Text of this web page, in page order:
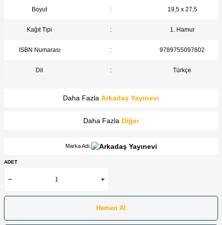
Boyut : 19,5 x 27,5
Kağıt Tipi : 1. Hamur
ISBN Numarası : 9789755097602
Dil : Türkçe
Daha Fazla Arkadaş Yayınevi
Daha Fazla Diğer
Marka Adı:
ADET
Hemen Al